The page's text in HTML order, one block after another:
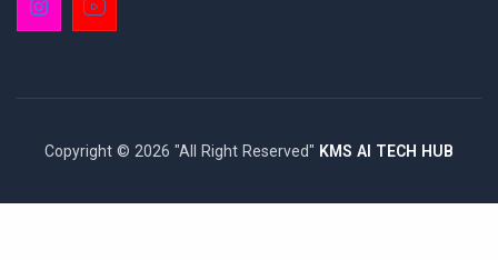
Copyright © 2026 "All Right Reserved" KMS AI TECH HUB